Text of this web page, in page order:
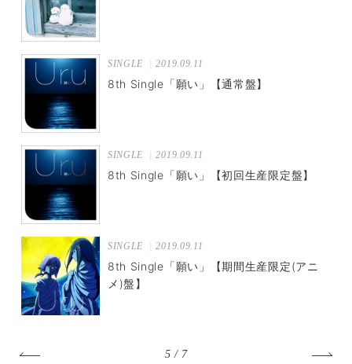
SINGLE 2019.09.11
8th Single「願い」【通常盤】
SINGLE 2019.09.11
8th Single「願い」【初回生産限定盤】
SINGLE 2019.09.11
8th Single「願い」【期間生産限定(アニ
メ)盤】
5 / 7